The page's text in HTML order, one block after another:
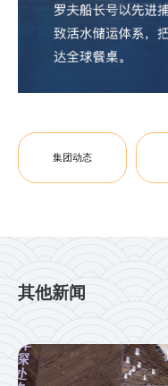
集团动态
其他新闻